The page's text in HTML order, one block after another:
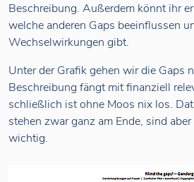
Beschreibung. Außerdem könnt ihr
welche anderen Gaps beeinflussen
Wechselwirkungen gibt.
Unter der Grafik gehen wir die Gaps
Beschreibung fängt mit finanziell
schließlich ist ohne Moos nix los.
stehen zwar ganz am Ende, sind
wichtig.